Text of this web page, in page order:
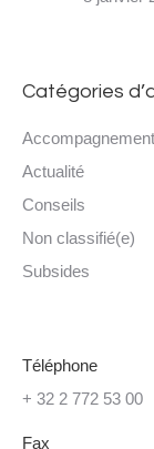
Catégories
Accompagnement
Actualité
Conseils
Non classifié(e)
Subsides
Téléphone
+ 32 2 772 53 00
Fax